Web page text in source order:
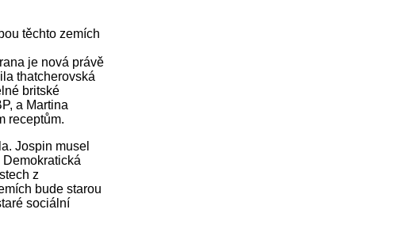
těchto zemích
je nová právě
thatcherovská
britské
a Martina
receptům.
Jospin musel
z
bude starou
sociální